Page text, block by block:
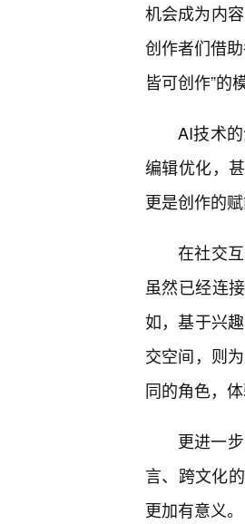
机会成为内
创作者们借
皆可创作”的
AI技术
编辑优化，
更是创作的
在社交
虽然已经连
如，基于兴
交空间，则
同的角色，
更进一
言、跨文化
更加有意义。